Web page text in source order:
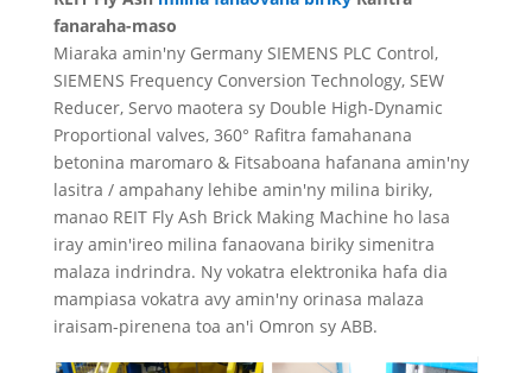
fanaraha-maso
Miaraka amin'ny Germany SIEMENS PLC Control,
SIEMENS Frequency Conversion Technology, SEW
Reducer, Servo maotera sy Double High-Dynamic
Proportional valves, 360° Rafitra famahanana
betonina maromaro & Fitsaboana hafanana amin'ny
lasitra / ampahany lehibe amin'ny milina biriky,
manao REIT Fly Ash Brick Making Machine ho lasa
iray amin'ireo milina fanaovana biriky simenitra
malaza indrindra. Ny vokatra elektronika hafa dia
mampiasa vokatra avy amin'ny orinasa malaza
iraisam-pirenena toa an'i Omron sy ABB.